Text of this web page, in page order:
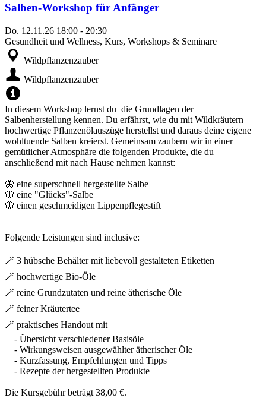
Salben-Workshop für Anfänger
Do. 12.11.26 18:00 - 20:30
Gesundheit und Wellness, Kurs, Workshops & Seminare
Wildpflanzenzauber
Wildpflanzenzauber
In diesem Workshop lernst du die Grundlagen der
Salbenherstellung kennen. Du erfährst, wie du mit Wildkräutern
hochwertige Pflanzenölauszüge herstellst und daraus deine eigene
wohltuende Salben kreierst. Gemeinsam zaubern wir in einer
gemütlicher Atmosphäre die folgenden Produkte, die du
anschließend mit nach Hause nehmen kannst:
🦋 eine superschnell hergestellte Salbe
🦋 eine "Glücks"-Salbe
🦋 einen geschmeidigen Lippenpflegestift
Folgende Leistungen sind inclusive:
🪄 3 hübsche Behälter mit liebevoll gestalteten Etiketten
🪄 hochwertige Bio-Öle
🪄 reine Grundzutaten und reine ätherische Öle
🪄 feiner Kräutertee
🪄 praktisches Handout mit
- Übersicht verschiedener Basisöle
- Wirkungsweisen ausgewählter ätherischer Öle
- Kurzfassung, Empfehlungen und Tipps
- Rezepte der hergestellten Produkte
Die Kursgebühr beträgt 38,00 €.